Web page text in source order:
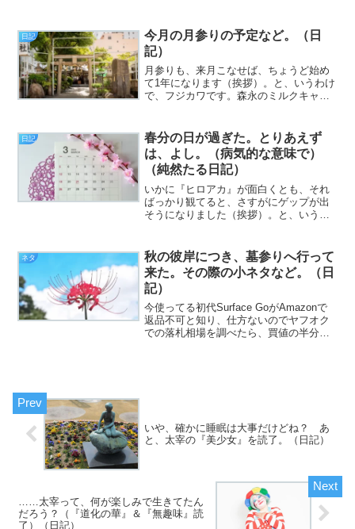
が出来ないことに、実は地味なストレス
を感じている月曜日、...
日記
今月の月参りの予定など。（日
記）
月参りも、来月こなせば、ちょうど始め
て1年になります（挨拶）。と、いうわけ
で、フジカワです。森永のミルクキャラ
か。今日のエントリは、「今月の月参
り！」とかいった話です。ﾚ...
日記
春分の日が過ぎた。とりあえず
は、よし。（病気的な意味で）
（純然たる日記）
いかに『ヒロアカ』が面白くとも、それ
ばっかり観てると、さすがにゲップが出
そうになりました（挨拶）。と、いうわ
さない」という表現。あれをずっと（表
情的に、眉一つ動かさない...
ネタ
秋の彼岸につき、墓参りへ行って
来た。その際の小ネタなど。（日
記）
今使ってる初代Surface GoがAmazonで
返品不可と知り、仕方ないのでヤフオク
での落札相場を調べたら、買値の半分程
いや、確かに睡眠は大事だけどね？ あ
と、太宰の『美少女』を読了。（日記）
……太宰って、何が楽しみで生きてたん
だろう？（『道化の華』＆『無趣味』読
了）（日記）